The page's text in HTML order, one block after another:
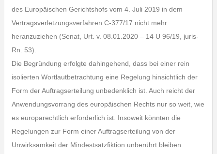
des Europäischen Gerichtshofs vom 4. Juli 2019 in dem
Vertragsverletzungsverfahren C-377/17 nicht mehr
heranzuziehen (Senat, Urt. v. 08.01.2020 – 14 U 96/19, juris-
Rn. 53).
Die Begründung erfolgte dahingehend, dass bei einer rein
isolierten Wortlautbetrachtung eine Regelung hinsichtlich der
Form der Auftragserteilung unbedenklich ist. Auch reicht der
Anwendungsvorrang des europäischen Rechts nur so weit, wie
es europarechtlich erforderlich ist. Insoweit könnten die
Regelungen zur Form einer Auftragserteilung von der
Unwirksamkeit der Mindestsatzfiktion unberührt bleiben.